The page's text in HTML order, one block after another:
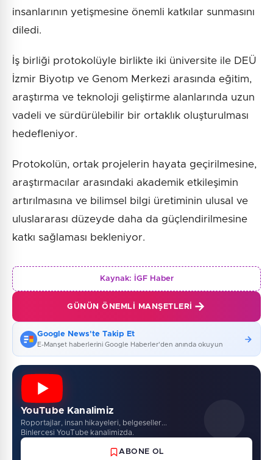
insanlarının yetişmesine önemli katkılar sunmasını
diledi.
İş birliği protokolüyle birlikte iki üniversite ile DEÜ
İzmir Biyotıp ve Genom Merkezi arasında eğitim,
araştırma ve teknoloji geliştirme alanlarında uzun
vadeli ve sürdürülebilir bir ortaklık oluşturulması
hedefleniyor.
Protokolün, ortak projelerin hayata geçirilmesine,
araştırmacılar arasındaki akademik etkileşimin
artırılmasına ve bilimsel bilgi üretiminin ulusal ve
uluslararası düzeyde daha da güçlendirilmesine
katkı sağlaması bekleniyor.
Kaynak: İGF Haber
GÜNÜN ÖNEMLI MANŞETLERI
Google News'te Takip Et
E-Manşet haberlerini Google Haberler'den anında okuyun
YouTube Kanalimiz
Roportajlar, insan hikayeleri, belgeseller...
Binlercesi YouTube kanalimizda.
ABONE OL